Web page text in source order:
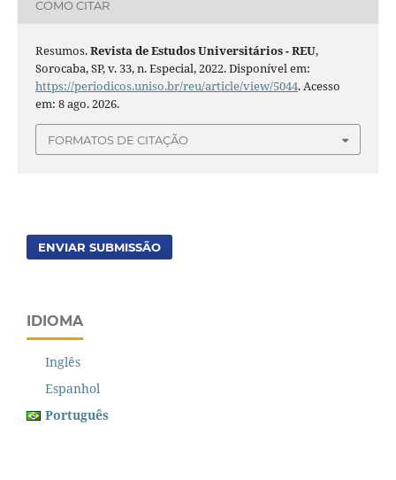
COMO CITAR
Resumos.Revista de Estudos Universitários - REU,
Sorocaba, SP, v. 33, n. Especial, 2022. Disponível em:
https://periodicos.uniso.br/reu/article/view/5044. Acesso
em: 8 ago. 2026.
FORMATOS DE CITAÇÃO
ENVIAR SUBMISSÃO
IDIOMA
Inglês
Espanhol
Português